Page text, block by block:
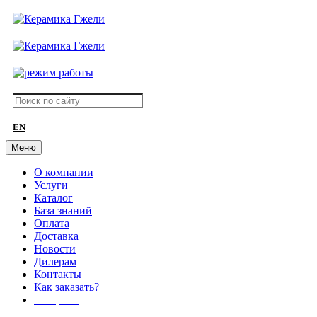
EN
Меню
О компании
Услуги
Каталог
База знаний
Оплата
Доставка
Новости
Дилерам
Контакты
Как заказать?